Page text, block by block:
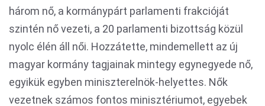
három nő, a kormánypárt parlamenti frakcióját
szintén nő vezeti, a 20 parlamenti bizottság közül
nyolc élén áll női. Hozzátette, mindemellett az új
magyar kormány tagjainak mintegy egynegyede nő,
egyikük egyben miniszterelnök-helyettes. Nők
vezetnek számos fontos minisztériumot, egyebek